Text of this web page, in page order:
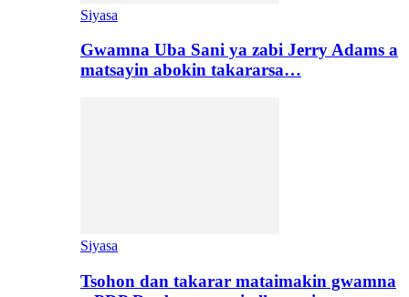
Siyasa
Gwamna Uba Sani ya zabi Jerry Adams a
matsayin abokin takararsa…
Siyasa
Tsohon dan takarar mataimakin gwamna